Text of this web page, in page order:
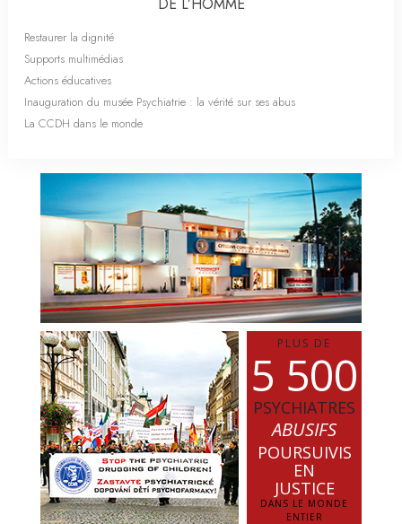
DE L’HOMME
Restaurer la dignité
Supports multimédias
Actions éducatives
Inauguration du musée Psychiatrie : la vérité sur ses abus
La CCDH dans le monde
PLUS DE
5 500
PSYCHIATRES
ABUSIFS
POURSUIVIS
EN
JUSTICE
DANS LE MONDE
ENTIER